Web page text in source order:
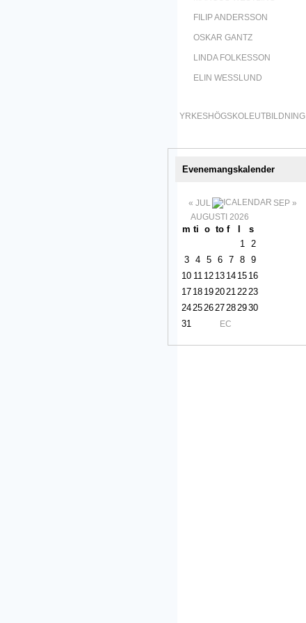
FILIP ANDERSSON
OSKAR GANTZ
LINDA FOLKESSON
ELIN WESSLUND
YRKESHÖGSKOLEUTBILDNING
Evenemangskalender
« JUL
SEP »
AUGUSTI 2026
m ti o to f
s
1
2
3
4 5 6 7 8
9
10 11 12 13 14 15 16
17 18 1920212223
24252627282930
31
EC